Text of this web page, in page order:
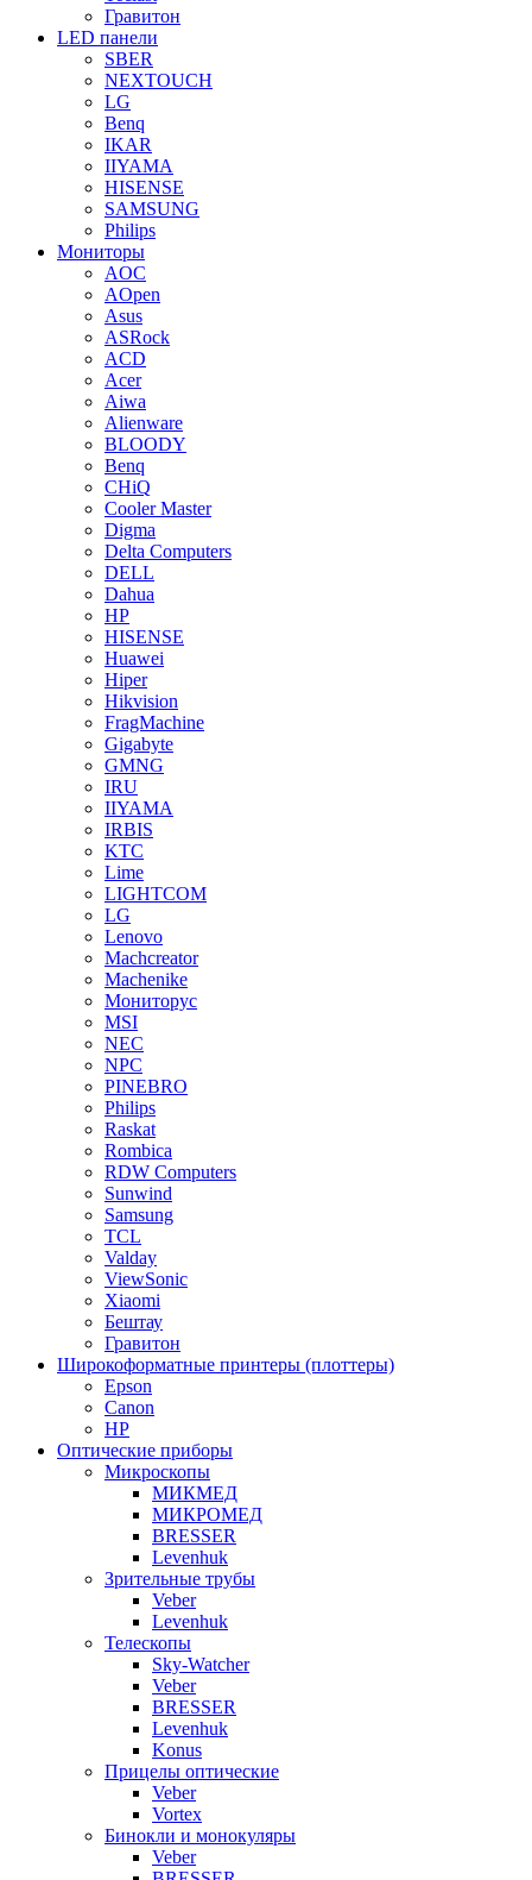
Гравитон
LED панели
SBER
NEXTOUCH
LG
Benq
IKAR
IIYAMA
HISENSE
SAMSUNG
Philips
Мониторы
AOC
AOpen
Asus
ASRock
ACD
Acer
Aiwa
Alienware
BLOODY
Benq
CHiQ
Cooler Master
Digma
Delta Computers
DELL
Dahua
HP
HISENSE
Huawei
Hiper
Hikvision
FragMachine
Gigabyte
GMNG
IRU
IIYAMA
IRBIS
KTC
Lime
LIGHTCOM
LG
Lenovo
Machcreator
Machenike
Мониторус
MSI
NEC
NPC
PINEBRO
Philips
Raskat
Rombica
RDW Computers
Sunwind
Samsung
TCL
Valday
ViewSonic
Xiaomi
Бештау
Гравитон
Широкоформатные принтеры (плоттеры)
Epson
Canon
HP
Оптические приборы
Микроскопы
МИКМЕД
МИКРОМЕД
BRESSER
Levenhuk
Зрительные трубы
Veber
Levenhuk
Телескопы
Sky-Watcher
Veber
BRESSER
Levenhuk
Konus
Прицелы оптические
Veber
Vortex
Бинокли и монокуляры
Veber